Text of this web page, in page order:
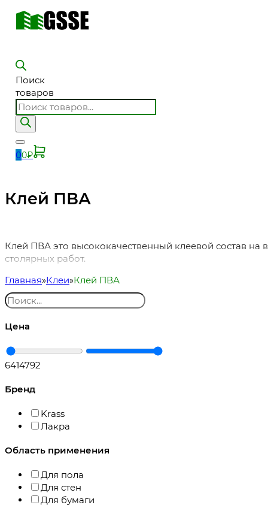
Поиск
товаров
00₽
Клей ПВА
Клей ПВА это высококачественный клеевой состав
столярных работ.
Главная Клеи Клей ПВА
Цена
6414792
Бренд
Krass
Лакра
Область применения
Для пола
Для стен
Для бумаги